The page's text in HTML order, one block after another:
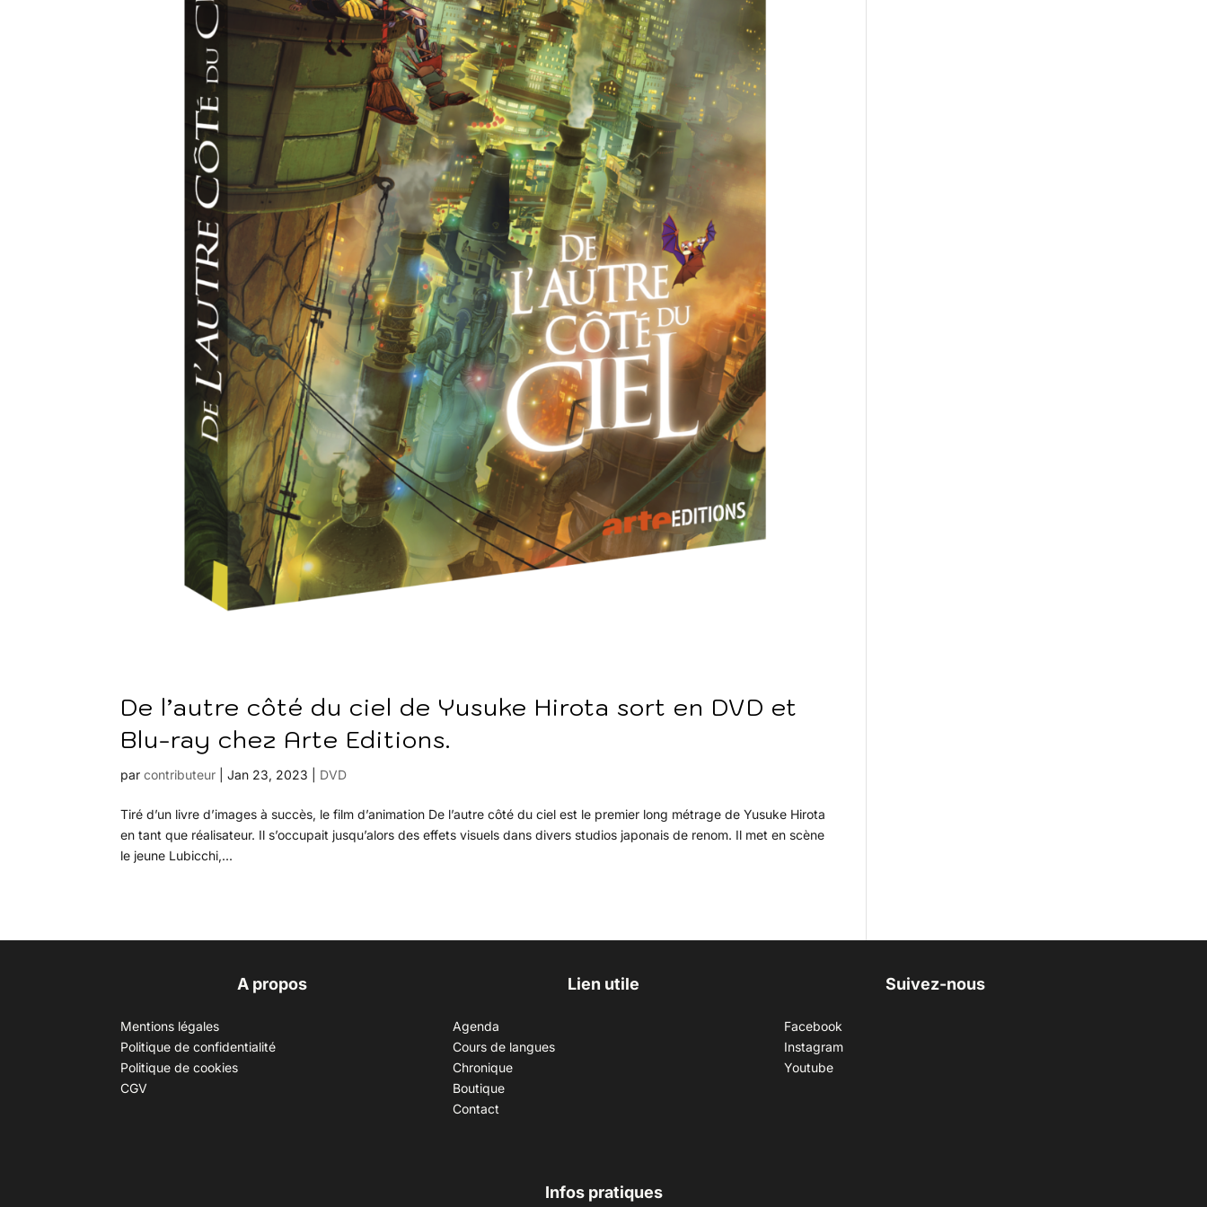
De l’autre côté du ciel de Yusuke Hirota sort en DVD et
Blu-ray chez Arte Editions.
parcontributeur |Jan 23, 2023 DVD
Tiré d’un livre d’images à succès, le film d’animation De l’autre côté du ciel est le premier long métrage de Yusuke Hirota
en tant que réalisateur. Il s’occupait jusqu’alors des effets visuels dans divers studios japonais de renom. Il met en scène
le jeune Lubicchi,...
A propos
Mentions légales
Politique de confidentialité
Politique de cookies
CGV
Lien utile
Agenda
Cours de langues
Chronique
Boutique
Contact
Suivez-nous
Facebook
Instagram
Youtube
Infos pratiques